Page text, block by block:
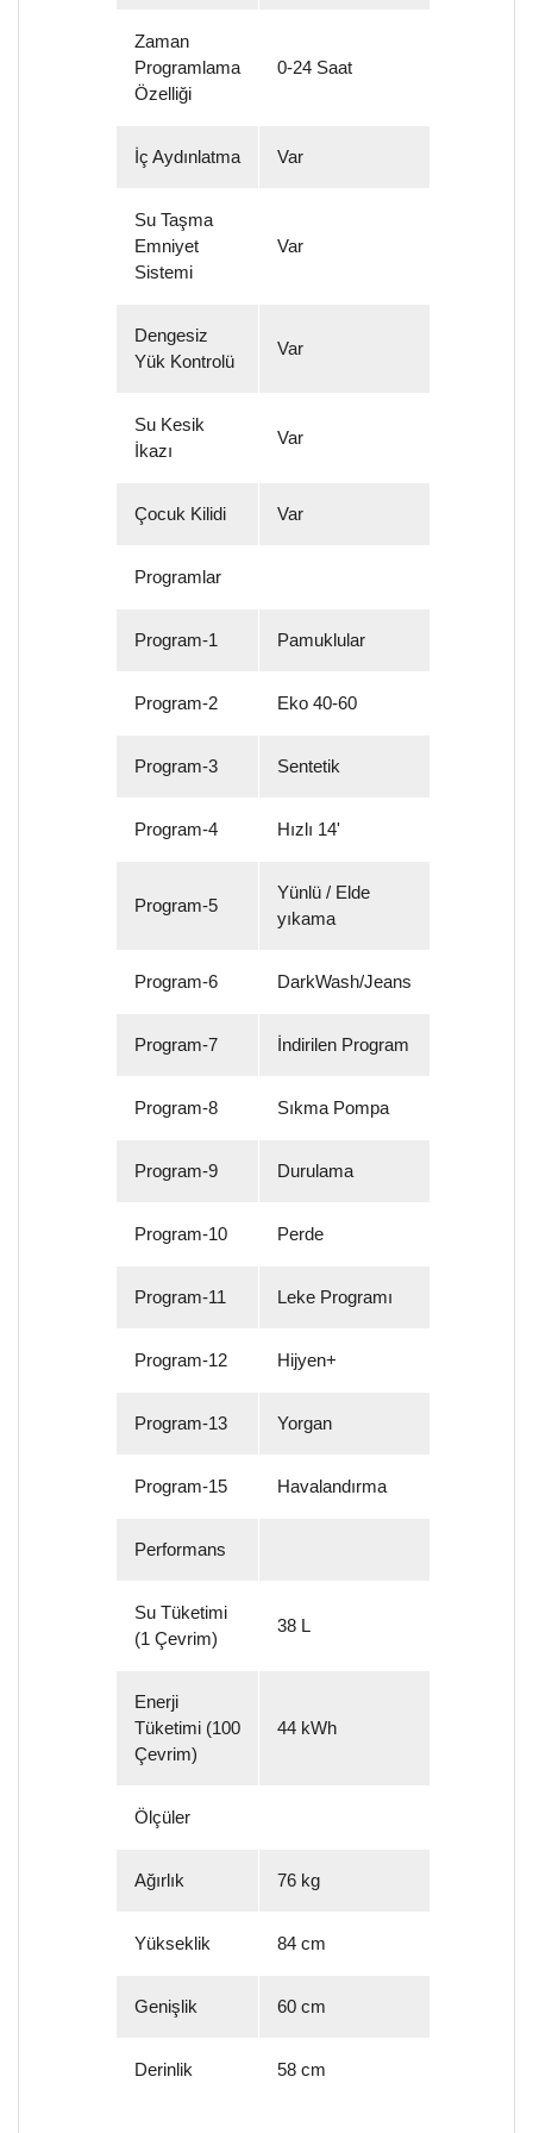
Zaman
Programlama
Özelliği
0-24 Saat
İç Aydınlatma Var
Su Taşma
Emniyet
Sistemi
Var
Dengesiz
Yük Kontrolü
Var
Su Kesik
İkazı
Var
Çocuk Kilidi Var
Programlar
Program-1 Pamuklular
Program-2 Eko 40-60
Program-3 Sentetik
Program-4 Hızlı 14'
Program-5
Yünlü / Elde
yıkama
Program-6 DarkWash/Jeans
Program-7 İndirilen Program
Program-8 Sıkma Pompa
Program-9 Durulama
Program-10 Perde
Program-11 Leke Programı
Program-12 Hijyen+
Program-13 Yorgan
Program-15 Havalandırma
Performans
Su Tüketimi
(1 Çevrim)
38 L
Enerji
Tüketimi (100
Çevrim)
44 kWh
Ölçüler
Ağırlık 76 kg
Yükseklik 84 cm
Genişlik 60 cm
Derinlik 58 cm